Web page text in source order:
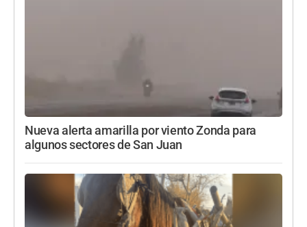
Nueva alerta amarilla por viento Zonda para
algunos sectores de San Juan